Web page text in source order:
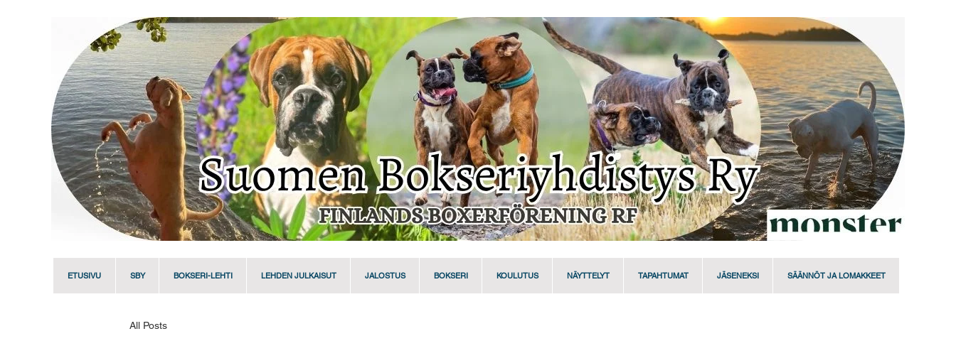
ETUSIVU SBY BOKSERI-LEHTI LEHDEN JULKAISUT JALOSTUS BOKSERI KOULUTUS NÄYTTELYT TAPAHTUMAT JÄSENEKSI SÄÄNNÖT JA LOMAKKEET
All Posts